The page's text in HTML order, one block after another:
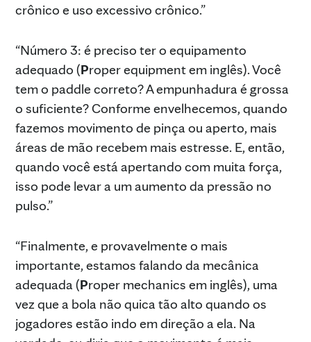
crônico e uso excessivo crônico.”
“Número 3: é preciso ter o equipamento
adequado (Proper equipment em inglês). Você
tem o paddle correto? A empunhadura é grossa
o suficiente? Conforme envelhecemos, quando
fazemos movimento de pinça ou aperto, mais
áreas de mão recebem mais estresse. E, então,
quando você está apertando com muita força,
isso pode levar a um aumento da pressão no
pulso.”
“Finalmente, e provavelmente o mais
importante, estamos falando da mecânica
adequada (Proper mechanics em inglês), uma
vez que a bola não quica tão alto quando os
jogadores estão indo em direção a ela. Na